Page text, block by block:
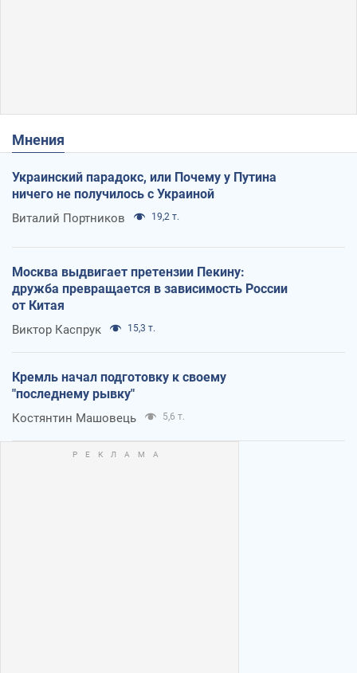
Мнения
Украинский парадокс, или Почему у Путина
ничего не получилось с Украиной
Виталий Портников 19,2 т.
Москва выдвигает претензии Пекину:
дружба превращается в зависимость России
от Китая
Виктор Каспрук 15,3 т.
Кремль начал подготовку к своему
"последнему рывку"
Костянтин Машовець 5,6 т.